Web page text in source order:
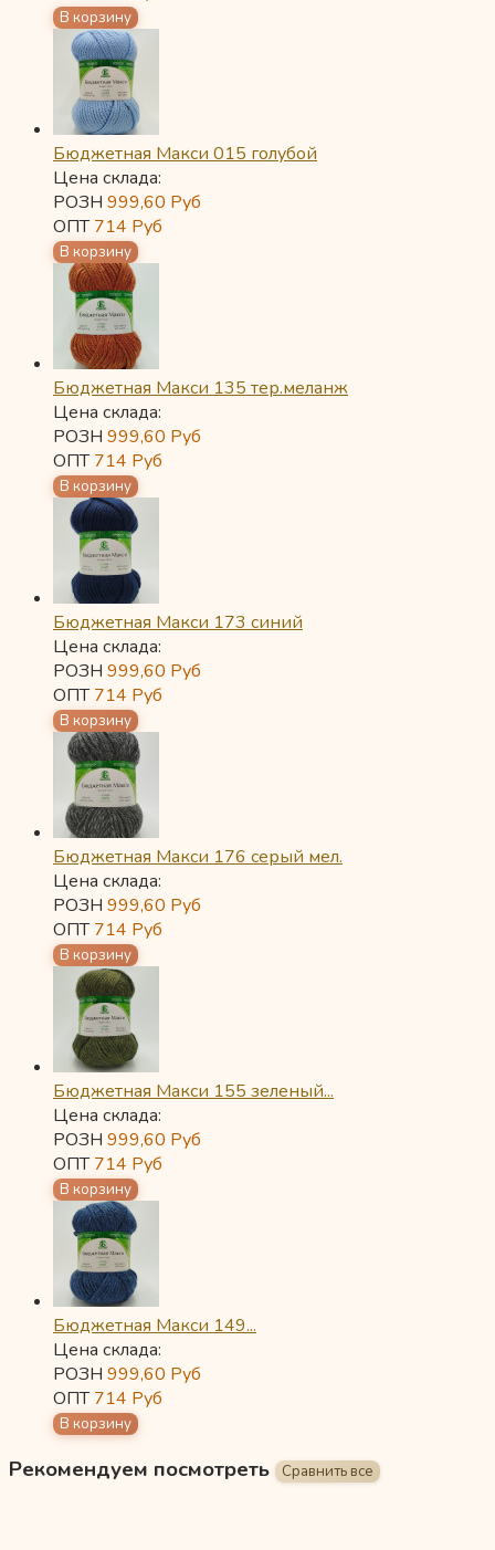
Бюджетная Макси 015 голубой
Цена склада:
РОЗН 999,60 Руб
ОПТ714 Руб
Бюджетная Макси 135 тер.меланж
Цена склада:
РОЗН 999,60 Руб
ОПТ714 Руб
Бюджетная Макси 173 синий
Цена склада:
РОЗН 999,60 Руб
ОПТ714 Руб
Бюджетная Макси 176 серый мел.
Цена склада:
РОЗН 999,60 Руб
ОПТ714 Руб
Бюджетная Макси 155 зеленый...
Цена склада:
РОЗН 999,60 Руб
ОПТ714 Руб
Бюджетная Макси 149...
Цена склада:
РОЗН 999,60 Руб
ОПТ714 Руб
Рекомендуем посмотреть